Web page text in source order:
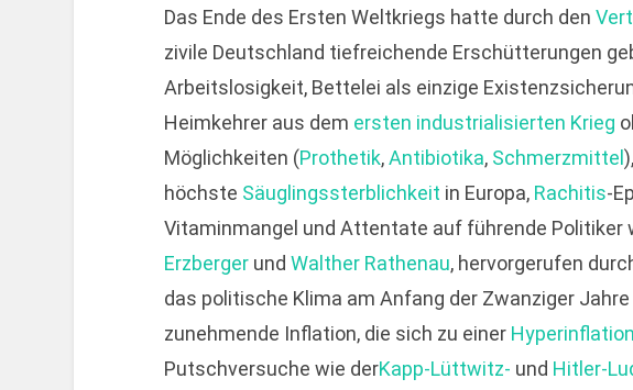
Das Ende des Ersten Weltkriegs hatte durch den
zivile Deutschland tiefreichende Erschütterungen
Arbeitslosigkeit, Bettelei als einzige
Heimkehrer aus dem ersten industrialisierten Krieg
Möglichkeiten (Prothetik,Antibiotika, Schmerzmittel
höchste Säuglingssterblichkeit in Europa, Rachitis-
Vitaminmangel und Attentate auf führende Politiker
Erzbergerund Walther Rathenau, hervorgerufen
das politische Klima am Anfang der Zwanziger
zunehmende Inflation, die sich zu einer Hyperinflation
Putschversuche wie derKapp-Lüttwitz- und Hitler-